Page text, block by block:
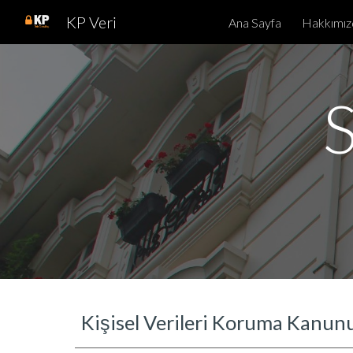
KP Veri Ana Sayfa
Kişisel Verileri Koruma